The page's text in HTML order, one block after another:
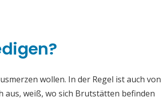
wollen. In der Regel ist auch von
aus, weiß, wo sich Brutstätten befinden